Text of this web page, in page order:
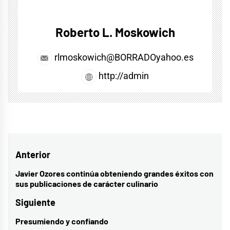
Roberto L. Moskowich
rlmoskowich@BORRADOyahoo.es
http://admin
Navegación
de
entradas
Anterior
Entrada
anterior:
Javier Ozores continúa obteniendo grandes éxitos con
sus publicaciones de carácter culinario
Siguiente
Entrada
Presumiendo y confiando